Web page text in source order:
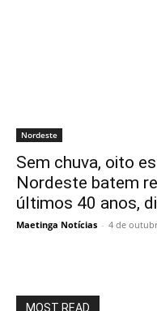
Nordeste
Sem chuva, oito
Nordeste batem
últimos 40 anos,
Maetinga Notícias - 4 de
MOST READ